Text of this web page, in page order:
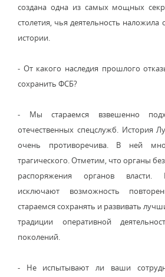
создана одна из самых мощных
столетия, чья деятельность наложила
истории.
- От какого наследия прошлого
сохранить ФСБ?
- Мы стараемся взвешенно
отечественных спецслужб. История
очень противоречива. В ней
трагического. Отметим, что органы
распоряжения органов власти.
исключают возможность
стараемся сохранять и развивать
традиции оперативной
поколений.
- Не испытывают ли ваши